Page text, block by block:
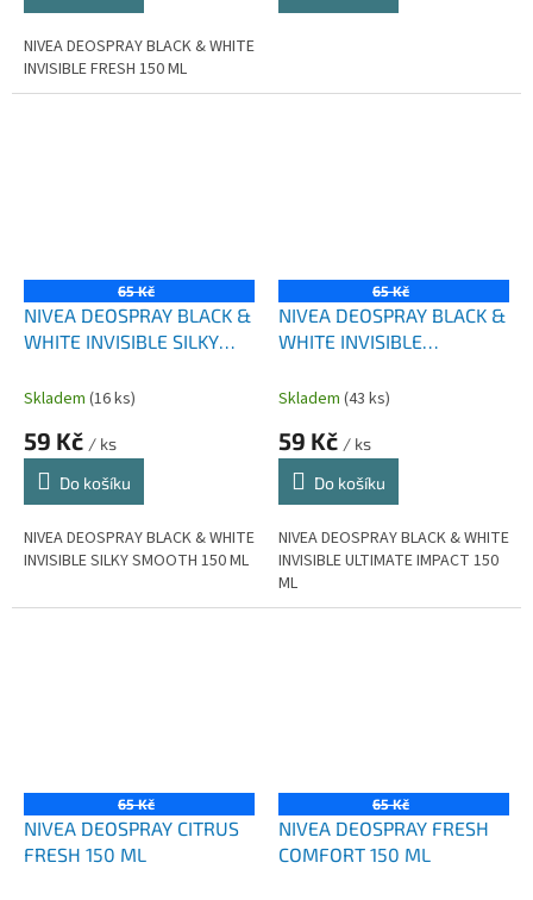
NIVEA DEOSPRAY BLACK & WHITE
INVISIBLE FRESH 150 ML
65 Kč
NIVEA DEOSPRAY BLACK &
WHITE INVISIBLE SILKY
Skladem (16 ks)
59 Kč / ks
Do košíku
NIVEA DEOSPRAY BLACK & WHITE
INVISIBLE SILKY SMOOTH 150 ML
65 Kč
NIVEA DEOSPRAY BLACK &
WHITE INVISIBLE
Skladem (43 ks)
59 Kč / ks
Do košíku
NIVEA DEOSPRAY BLACK & WHITE
INVISIBLE ULTIMATE IMPACT 150
ML
65 Kč
NIVEA DEOSPRAY CITRUS
FRESH 150 ML
65 Kč
NIVEA DEOSPRAY FRESH
COMFORT 150 ML